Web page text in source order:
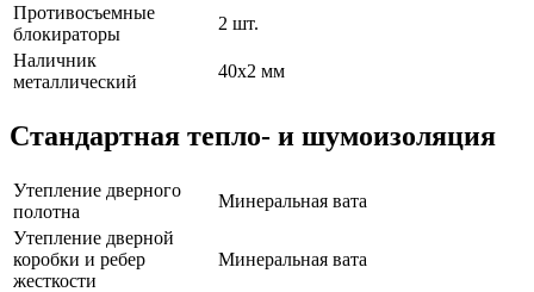
Противосъемные
блокираторы
2 шт.
Наличник
металлический
40х2 мм
Стандартная тепло- и шумоизоляция
Утепление дверного
полотна
Минеральная вата
Утепление дверной
коробки и ребер
жесткости
Минеральная вата